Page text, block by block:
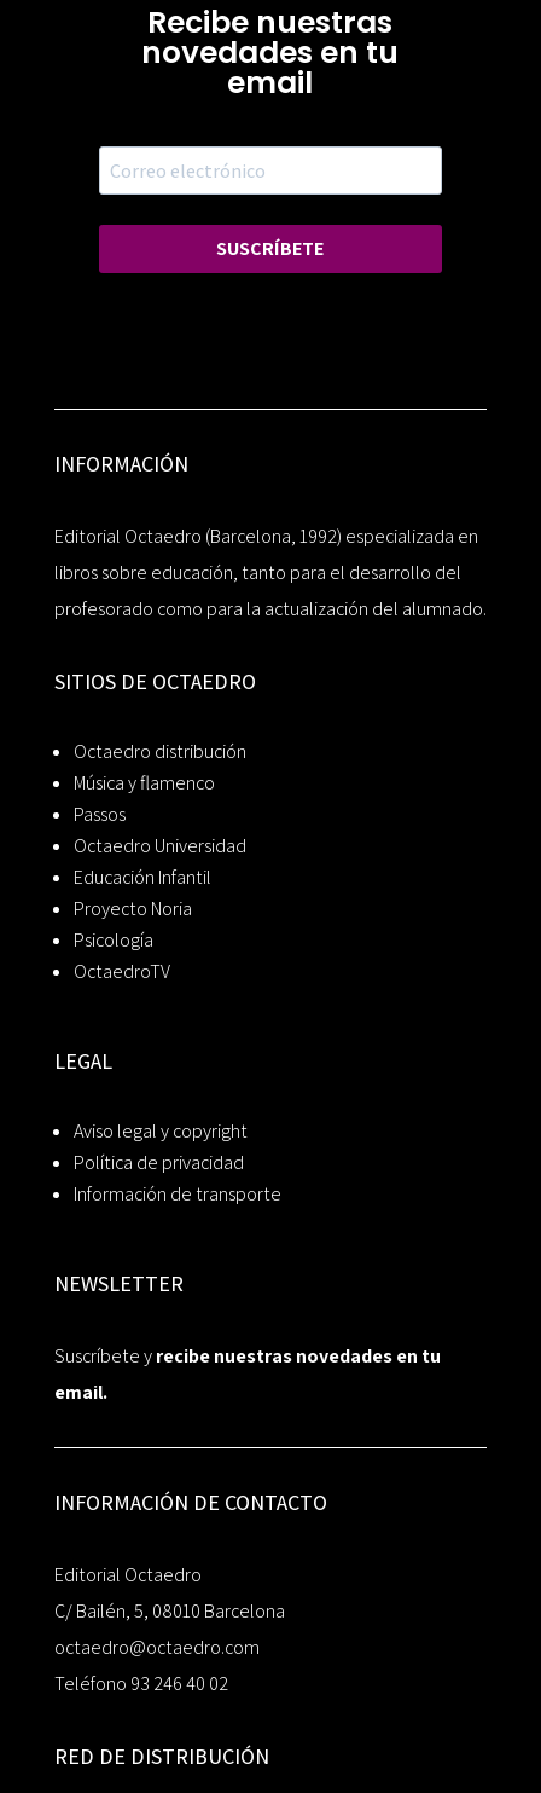
Recibe nuestras
novedades en tu
email
SUSCRÍBETE
INFORMACIÓN
Editorial Octaedro (Barcelona, 1992) especializada en
libros sobre educación, tanto para el desarrollo del
profesorado como para la actualización del alumnado.
SITIOS DE OCTAEDRO
Octaedro distribución
Música y flamenco
Passos
Octaedro Universidad
Educación Infantil
Proyecto Noria
Psicología
OctaedroTV
LEGAL
Aviso legal y copyright
Política de privacidad
Información de transporte
NEWSLETTER
Suscríbete yrecibe nuestras novedades en tu
email.
INFORMACIÓN DE CONTACTO
Editorial Octaedro
C/ Bailén, 5, 08010 Barcelona
octaedro@octaedro.com
Teléfono 93 246 40 02
RED DE DISTRIBUCIÓN